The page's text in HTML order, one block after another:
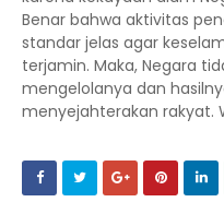
Benar bahwa aktivitas
standar jelas agar
terjamin. Maka, Negara
mengelolanya dan
menyejahterakan rakyat.